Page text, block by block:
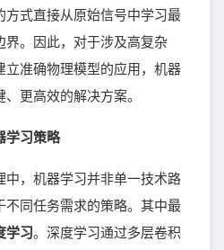
方式直接从原始信号中学习最
界。因此，对于涉及高复杂
立准确物理模型的应用，机器
更高效的解决方案。
学习策略
中，机器学习并非单一技术路
不同任务需求的策略。其中最
学习。深度学习通过多层卷积